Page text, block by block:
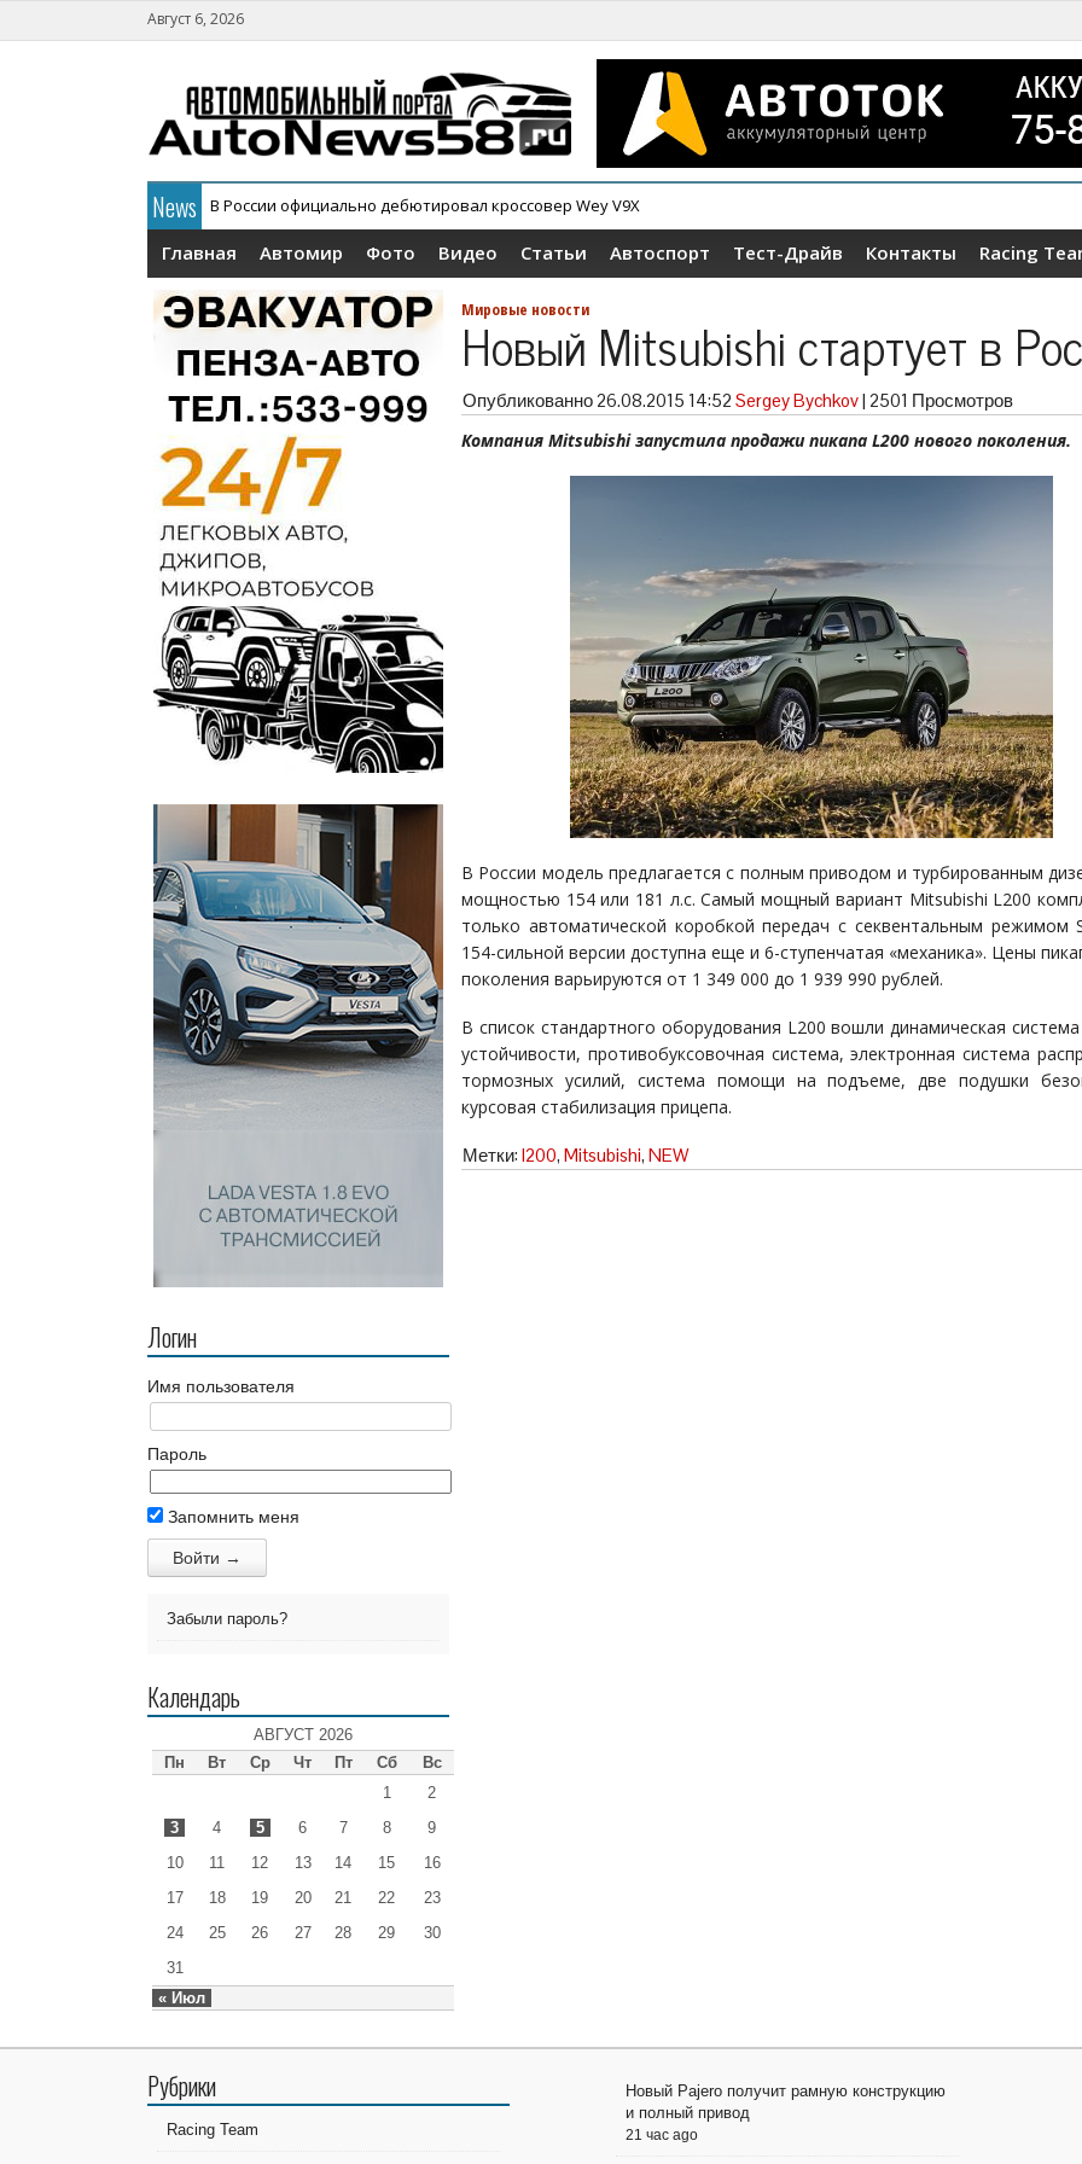
Август 6, 2026
News
В России официально дебютировал кроссовер Wey V9X
АГР официально снял с конвейера кроссовер Tenet T4
Главная Автомир Фото Видео Статьи Автоспорт Тест-Драйв Контакты Racing
Логин
Имя пользователя
Пароль
Запомнить меня
Забыли пароль?
Календарь
АВГУСТ 2026
Пн
Вт Ср Чт Пт Сб Вс
« Июл
1
2
3
4 5 6 7 8
9
10
11 12 13 14 15
16
17
18 19 20 21 22
23
24
25 26 27 28 29
30
31
Мировые новости
Новый Mitsubishi стартует в
Опубликованно26.08.2015 14:52 Sergey Bychkov| 2501 Просмотров
Компания Mitsubishi запустила продажи пикапа L200 нового поколения.
В России модель предлагается с полным приводом и турбированным
мощностью 154 или 181 л.с. Самый мощный вариант Mitsubishi L200
только автоматической коробкой передач с секвентальным режимом
154-сильной версии доступна еще и 6-ступенчатая «механика». Цены
поколения варьируются от 1 349 000 до 1 939 990 рублей.
В список стандартного оборудования L200 вошли динамическая
устойчивости, противобуксовочная система, электронная система
тормозных усилий, система помощи на подъеме, две подушки
курсовая стабилизация прицепа.
Метки: l200, Mitsubishi, NEW
Рубрики
Racing Team
Новый Pajero получит рамную конструкцию
и полный привод
21 час ago